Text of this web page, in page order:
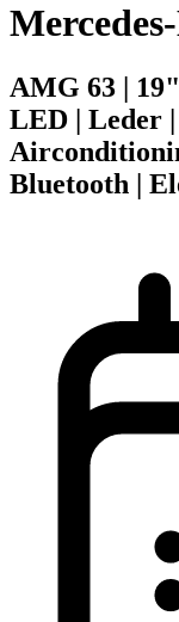
AMG 63 |
LED | Leder
Bluetooth |